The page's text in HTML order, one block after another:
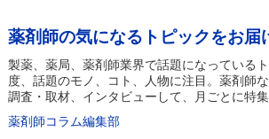
薬剤師の気になるトピックをお届
製薬、薬局、薬剤師業界で話題になっている
度、話題のモノ、コト、人物に注目。薬剤師
調査・取材、インタビューして、月ごとに特
薬剤師コラム編集部